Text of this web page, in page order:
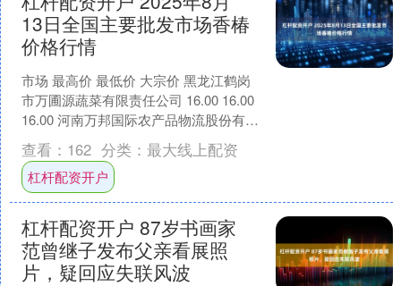
13日全国主要批发市场香椿
价格行情
市场 最高价 最低价 大宗价 黑龙江鹤岗
市万圃源蔬菜有限责任公司 16.00 16.00
16.00 河南万邦国际农产品物流股份有限
公司 24.00 23.00....
查看： 162 分类： 最大线上配资
杠杆配资开户
杠杆配资开户 87岁书画家
范曾继子发布父亲看展照
片，疑回应失联风波